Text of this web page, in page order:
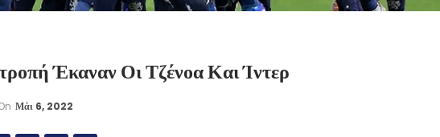
Έκαναν Οι Τζένοα Και Ίντερ
Μάι 6, 2022